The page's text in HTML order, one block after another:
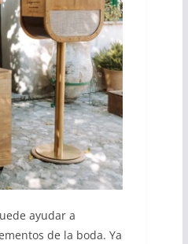
ayudar a
de la boda. Ya